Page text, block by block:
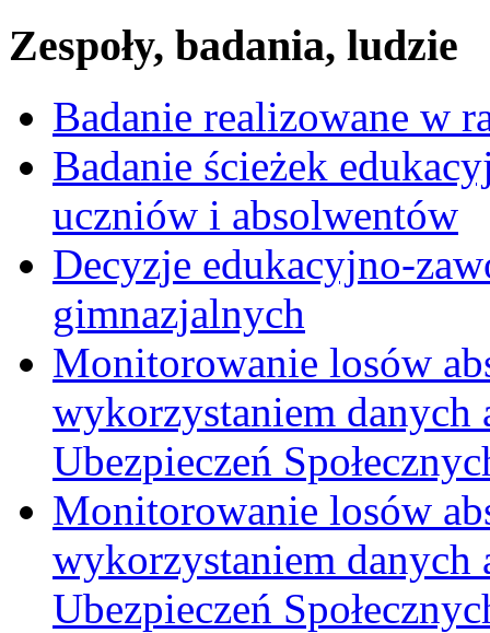
Zespoły, badania, ludzie
Badanie realizowane w
Badanie ścieżek
uczniów i absolwentów
Decyzje edukacyjno-
gimnazjalnych
Monitorowanie losów
wykorzystaniem danych
Ubezpieczeń
Monitorowanie losów
wykorzystaniem danych
Ubezpieczeń